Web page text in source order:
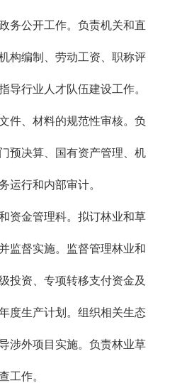
务公开工作。负责机关和直
构编制、劳动工资、职称评
导行业人才队伍建设工作。
件、材料的规范性审核。负
预决算、国有资产管理、机
运行和内部审计。
金管理科。拟订林业和草
监督实施。监督管理林业和
投资、专项转移支付资金及
度生产计划。组织相关生态
涉外项目实施。负责林业草
工作。